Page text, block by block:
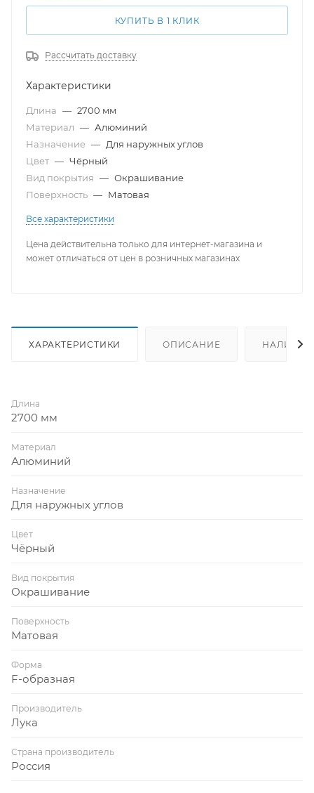
КУПИТЬ В 1 КЛИК
Рассчитать доставку
Характеристики
Длина — 2700 мм
Материал — Алюминий
Назначение — Для наружных углов
Цвет — Чёрный
Вид покрытия — Окрашивание
Поверхность — Матовая
Все характеристики
Цена действительна только для интернет-магазина и
может отличаться от цен в розничных магазинах
ХАРАКТЕРИСТИКИ ОПИСАНИЕ НАЛИЧИЕ
Длина
2700 мм
Материал
Алюминий
Назначение
Для наружных углов
Цвет
Чёрный
Вид покрытия
Окрашивание
Поверхность
Матовая
Форма
F-образная
Производитель
Лука
Страна производитель
Россия